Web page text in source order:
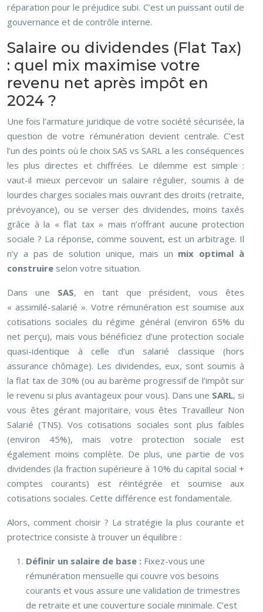
réparation pour le préjudice subi. C’est un puissant outil de
gouvernance et de contrôle interne.
Salaire ou dividendes (Flat Tax)
: quel mix maximise votre
revenu net après impôt en
2024 ?
Une fois l’armature juridique de votre société sécurisée, la
question de votre rémunération devient centrale. C’est
l’un des points où le choix SAS vs SARL a les conséquences
les plus directes et chiffrées. Le dilemme est simple :
vaut-il mieux percevoir un salaire régulier, soumis à de
lourdes charges sociales mais ouvrant des droits (retraite,
prévoyance), ou se verser des dividendes, moins taxés
grâce à la « flat tax » mais n’offrant aucune protection
sociale ? La réponse, comme souvent, est un arbitrage. Il
n’y a pas de solution unique, mais un mix optimal à
construire selon votre situation.
Dans une SAS, en tant que président, vous êtes
« assimilé-salarié ». Votre rémunération est soumise aux
cotisations sociales du régime général (environ 65% du
net perçu), mais vous bénéficiez d’une protection sociale
quasi-identique à celle d’un salarié classique (hors
assurance chômage). Les dividendes, eux, sont soumis à
la flat tax de 30% (ou au barème progressif de l’impôt sur
le revenu si plus avantageux pour vous). Dans une SARL, si
vous êtes gérant majoritaire, vous êtes Travailleur Non
Salarié (TNS). Vos cotisations sociales sont plus faibles
(environ 45%), mais votre protection sociale est
également moins complète. De plus, une partie de vos
dividendes (la fraction supérieure à 10% du capital social +
comptes courants) est réintégrée et soumise aux
cotisations sociales. Cette différence est fondamentale.
Alors, comment choisir ? La stratégie la plus courante et
protectrice consiste à trouver un équilibre :
Définir un salaire de base : Fixez-vous une
rémunération mensuelle qui couvre vos besoins
courants et vous assure une validation de trimestres
de retraite et une couverture sociale minimale. C’est